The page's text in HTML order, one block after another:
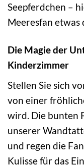
Seepferdchen –
Meeresfan etwas
Die Magie der
Kinderzimmer
Stellen Sie sich
von einer
wird. Die bunten
unserer
und regen die
Kulisse für das